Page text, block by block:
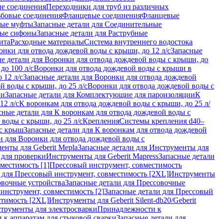
соединенияПереходники для труб из различных
соединенияФланцевые соединенияФланцевые
муфтыЗапасные детали для Соединительные
сифоныЗапасные детали для Раструбные
Расходные материалыСистема внутреннего водостока
для отвода дождевой воды с крыши, до 12 л/сЗапасные
детали для Воронки для отвода дождевой воды с крыши, до
100 л/сВоронки для отвода дождевой воды с крыши в
12 л/сЗапасные детали для Воронки для отвода дождевой
воды с крыши, до 25 л/сВоронки для отвода дождевой воды с
Запасные детали для Комплектующие для пароизоляцииК
л/сК воронкам для отвода дождевой воды с крыши, до 25 л/
детали для К воронкам для отвода дождевой воды с
воды с крыши, до 25 л/сКрепленияСистемы крепления d40–
крышЗапасные детали для К воронкам для отвода дождевой
для Воронки для отвода дождевой воды с
для Geberit MeplaЗапасные детали для Инструменты для
проверкиИнструменты для Geberit MapressЗапасные детали
[1]Прессовый инструмент, совместимость
для Прессовый инструмент, совместимость [2XL]Инструменты
устройстваЗапасные детали для Прессовочные
совместимость [2]Запасные детали для Прессовый
[2XL]Инструменты для Geberit Silent-db20/Geberit
для электросваркиПринадлежности к